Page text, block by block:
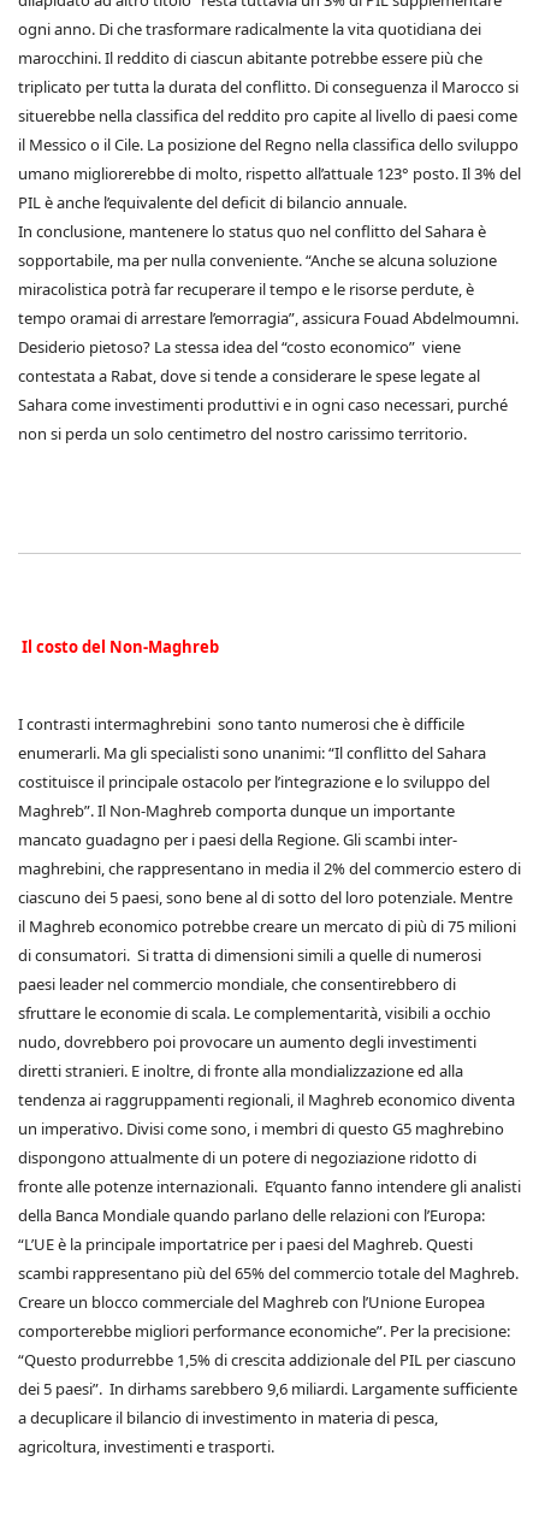
ogni anno. Di che trasformare radicalmente la vita quotidiana dei
marocchini. Il reddito di ciascun abitante potrebbe essere più che
triplicato per tutta la durata del conflitto. Di conseguenza il Marocco si
situerebbe nella classifica del reddito pro capite al livello di paesi come
il Messico o il Cile. La posizione del Regno nella classifica dello sviluppo
umano migliorerebbe di molto, rispetto all’attuale 123° posto. Il 3% del
PIL è anche l’equivalente del deficit di bilancio annuale.
In conclusione, mantenere lo status quo nel conflitto del Sahara è
sopportabile, ma per nulla conveniente. “Anche se alcuna soluzione
miracolistica potrà far recuperare il tempo e le risorse perdute, è
tempo oramai di arrestare l’emorragia”, assicura Fouad Abdelmoumni.
Desiderio pietoso? La stessa idea del “costo economico” viene
contestata a Rabat, dove si tende a considerare le spese legate al
Sahara come investimenti produttivi e in ogni caso necessari, purché
non si perda un solo centimetro del nostro carissimo territorio.
Il costo del Non-Maghreb
I contrasti intermaghrebini sono tanto numerosi che è difficile
enumerarli. Ma gli specialisti sono unanimi: “Il conflitto del Sahara
costituisce il principale ostacolo per l’integrazione e lo sviluppo del
Maghreb”. Il Non-Maghreb comporta dunque un importante
mancato guadagno per i paesi della Regione. Gli scambi inter-
maghrebini, che rappresentano in media il 2% del commercio estero di
ciascuno dei 5 paesi, sono bene al di sotto del loro potenziale. Mentre
il Maghreb economico potrebbe creare un mercato di più di 75 milioni
di consumatori. Si tratta di dimensioni simili a quelle di numerosi
paesi leader nel commercio mondiale, che consentirebbero di
sfruttare le economie di scala. Le complementarità, visibili a occhio
nudo, dovrebbero poi provocare un aumento degli investimenti
diretti stranieri. E inoltre, di fronte alla mondializzazione ed alla
tendenza ai raggruppamenti regionali, il Maghreb economico diventa
un imperativo. Divisi come sono, i membri di questo G5 maghrebino
dispongono attualmente di un potere di negoziazione ridotto di
fronte alle potenze internazionali. E’quanto fanno intendere gli analisti
della Banca Mondiale quando parlano delle relazioni con l’Europa:
“L’UE è la principale importatrice per i paesi del Maghreb. Questi
scambi rappresentano più del 65% del commercio totale del Maghreb.
Creare un blocco commerciale del Maghreb con l’Unione Europea
comporterebbe migliori performance economiche”. Per la precisione:
“Questo produrrebbe 1,5% di crescita addizionale del PIL per ciascuno
dei 5 paesi”. In dirhams sarebbero 9,6 miliardi. Largamente sufficiente
a decuplicare il bilancio di investimento in materia di pesca,
agricoltura, investimenti e trasporti.